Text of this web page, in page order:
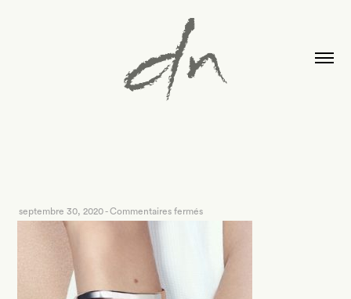
septembre 30, 2020-Commentaires ferméssur